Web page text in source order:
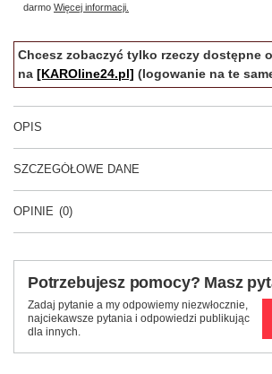
darmo Więcej informacji.
Chcesz zobaczyć tylko rzeczy dostępne
na [KAROline24.pl] (logowanie na te
OPIS
SZCZEGÓŁOWE DANE
OPINIE (0)
Potrzebujesz pomocy? Masz
Zadaj pytanie a my odpowiemy niezwłocznie,
najciekawsze pytania i odpowiedzi publikując
dla innych.